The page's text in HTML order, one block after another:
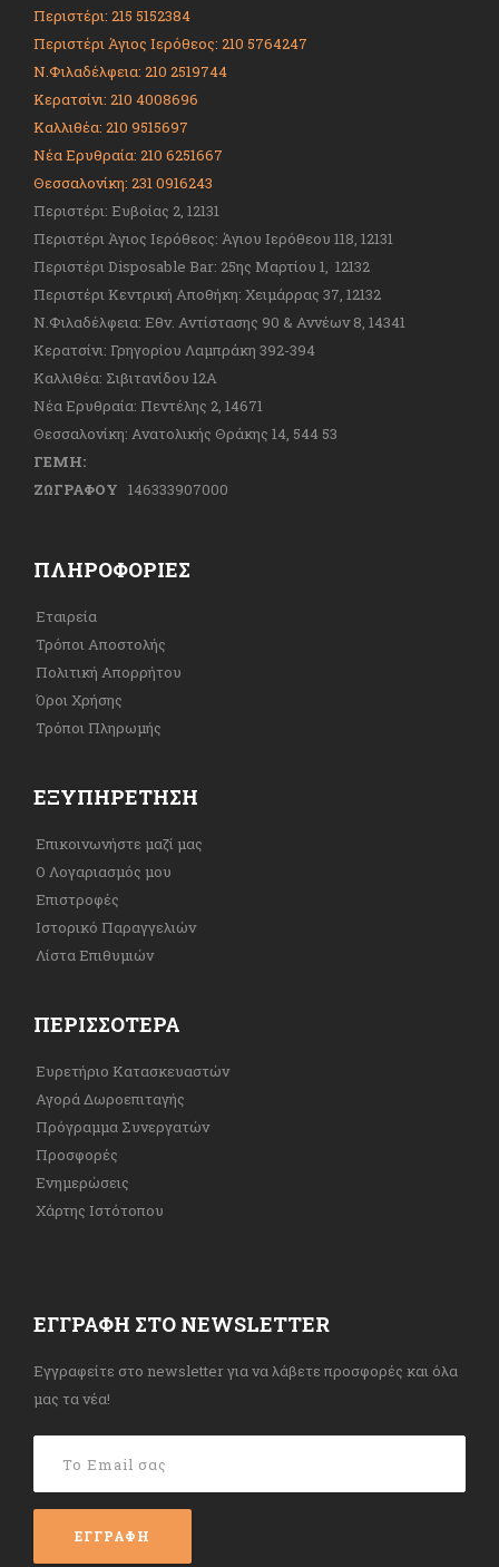
Περιστέρι: 215 5152384
Περιστέρι Άγιος Ιερόθεος: 210 5764247
Ν.Φιλαδέλφεια: 210 2519744
Κερατσίνι: 210 4008696
Καλλιθέα: 210 9515697
Νέα Ερυθραία: 210 6251667
Θεσσαλονίκη: 231 0916243
Περιστέρι: Ευβοίας 2, 12131
Περιστέρι Άγιος Ιερόθεος: Άγιου Ιερόθεου 118, 12131
Περιστέρι Disposable Bar: 25ης Μαρτίου 1, 12132
Περιστέρι Κεντρική Αποθήκη: Χειμάρρας 37, 12132
Ν.Φιλαδέλφεια: Εθν. Αντίστασης 90 & Αννέων 8, 14341
Κερατσίνι: Γρηγορίου Λαμπράκη 392-394
Καλλιθέα: Σιβιτανίδου 12Α
Νέα Ερυθραία: Πεντέλης 2, 14671
Θεσσαλονίκη: Ανατολικής Θράκης 14, 544 53
ΓΕΜΗ:
ΖΩΓΡΑΦΟΥ 146333907000
ΠΛΗΡΟΦΟΡΊΕΣ
Εταιρεία
Τρόποι Αποστολής
Πολιτική Απορρήτου
Όροι Χρήσης
Τρόποι Πληρωμής
ΕΞΥΠΗΡΈΤΗΣΗ
Επικοινωνήστε μαζί μας
Ο Λογαριασμός μου
Επιστροφές
Ιστορικό Παραγγελιών
Λίστα Επιθυμιών
ΠΕΡΙΣΣΌΤΕΡΑ
Ευρετήριο Κατασκευαστών
Αγορά Δωροεπιταγής
Πρόγραμμα Συνεργατών
Προσφορές
Ενημερώσεις
Χάρτης Ιστότοπου
ΕΓΓΡΑΦΉ ΣΤΟ NEWSLETTER
Εγγραφείτε στο newsletter για να λάβετε προσφορές και όλα
μας τα νέα!